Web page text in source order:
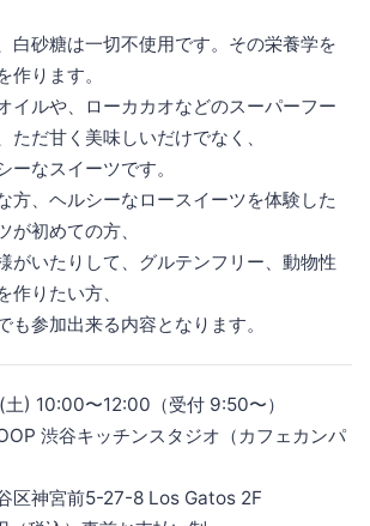
白砂糖は一切不使用です。その栄養学を
作ります。
イルや、ローカカオなどのスーパーフー
ただ甘く美味しいだけでなく、
ーなスイーツです。
方、ヘルシーなロースイーツを体験した
が初めての方、
がいたりして、グルテンフリー、動物性
作りたい方、
も参加出来る内容となります。
土) 10:00〜12:00（受付 9:50〜）
渋谷キッチンスタジオ（カフェカンパ
宮前5-27-8 Los Gatos 2F